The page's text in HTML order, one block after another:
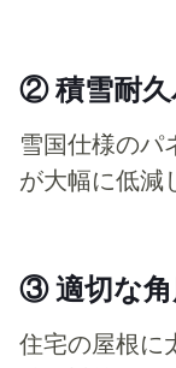
② 積雪耐
雪国仕様のパ
が大幅に低減
③ 適切な角
住宅の屋根に